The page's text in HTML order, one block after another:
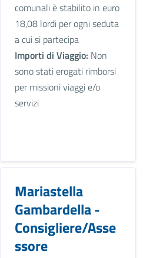
comunali è stabilito in euro
18,08 lordi per ogni seduta
a cui si partecipa
Importi di Viaggio: Non
sono stati erogati rimborsi
per missioni viaggi e/o
servizi
Mariastella
Gambardella -
Consigliere/Asse
ssore